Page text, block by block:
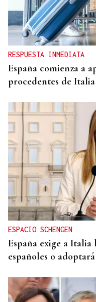
RESPUESTA INMEDIATA
España comienza a
procedentes de Italia
ESPACIO SCHENGEN
España exige a
españoles o